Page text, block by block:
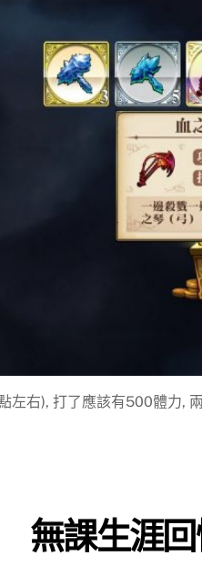
左右), 打了應該有500體力,
無課生涯